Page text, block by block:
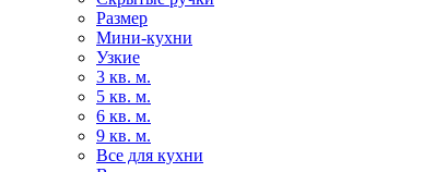
Размер
Мини-кухни
Узкие
3 кв. м.
5 кв. м.
6 кв. м.
9 кв. м.
Все для кухни